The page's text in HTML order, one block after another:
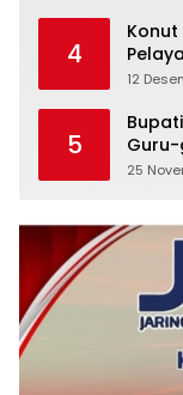
4
12
5
Guru-
25